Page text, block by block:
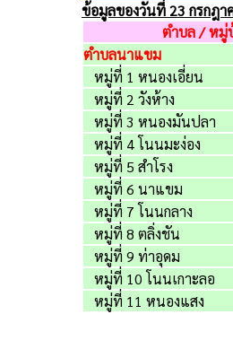
ข้อมูลของวันที่ 23 กรกฎา
ตำบล / หมู่
ตำบลนาแขม
หมู่ที่ 1 หนองเอี่ยน
หมู่ที่ 2 วังห้าง
หมู่ที่ 3 หนองมันปลา
หมู่ที่ 4 โนนมะง่อง
หมู่ที่ 5 สำโรง
หมู่ที่ 6 นาแขม
หมู่ที่ 7 โนนกลาง
หมู่ที่ 8 ตลิ่งชัน
หมู่ที่ 9 ท่าอุดม
หมู่ที่ 10 โนนเกาะลอ
หมู่ที่ 11 หนองแสง